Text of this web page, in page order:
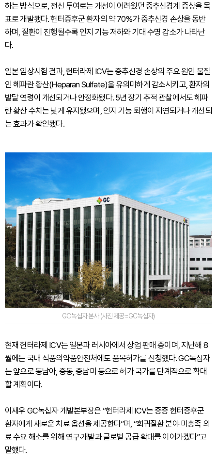
하는 방식으로, 전신 투여로는 개선이 어려웠던 중추신경계 증상을 목
표로 개발됐다. 헌터증후군 환자의 약 70%가 중추신경 손상을 동반
하며, 질환이 진행될수록 인지 기능 저하와 기대 수명 감소가 나타난
다.
일본 임상시험 결과, 헌터라제 ICV는 중추신경 손상의 주요 원인 물질
인 헤파란 황산(Heparan Sulfate)을 유의미하게 감소시키고, 환자의
발달 연령이 개선되거나 안정화됐다. 5년 장기 추적 관찰에서도 헤파
란 황산 수치는 낮게 유지됐으며, 인지 기능 퇴행이 지연되거나 개선되
는 효과가 확인됐다.
GC녹십자 본사 (사진 제공=GC녹십자)
현재 헌터라제 ICV는 일본과 러시아에서 상업 판매 중이며, 지난해 8
월에는 국내 식품의약품안전처에도 품목허가를 신청했다. GC녹십자
는 앞으로 동남아, 중동, 중남미 등으로 허가 국가를 단계적으로 확대
할 계획이다.
이재우 GC녹십자 개발본부장은 “헌터라제 ICV는 중증 헌터증후군
환자에게 새로운 치료 옵션을 제공한다”며, “희귀질환 분야 미충족 의
료 수요 해소를 위해 연구·개발과 글로벌 공급 확대를 이어가겠다”고
말했다.